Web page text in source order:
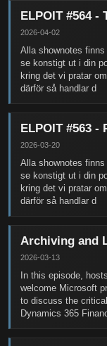
ELPOIT #564 -
2026-04-02
Alla shownotes
se konstigt ut i din
kring det vi pratar
därför så handlar d
ELPOIT #563
2026-03-20
Alla shownotes
se konstigt ut i din
kring det vi pratar
därför så handlar d
Archiving and
2026-03-13
In this episode,
welcome Microsoft
to discuss the
Dynamics 365